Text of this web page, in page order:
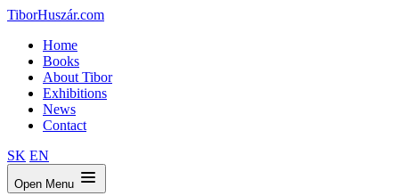
TiborHuszár.com
Home
Books
About Tibor
Exhibitions
News
Contact
SK EN
Open Menu